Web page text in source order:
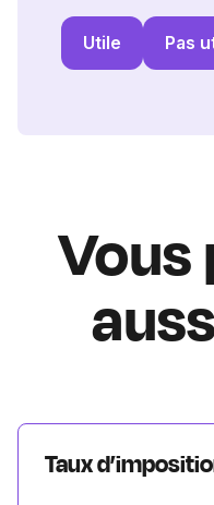
Utile Pas
Taux